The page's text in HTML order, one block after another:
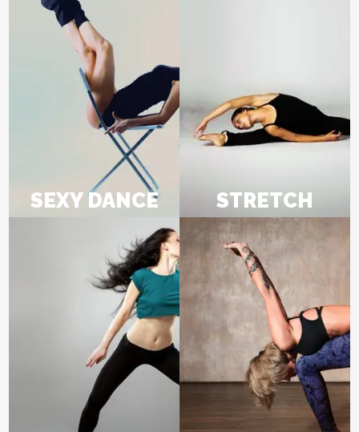
SEXY DANCE STRETCH